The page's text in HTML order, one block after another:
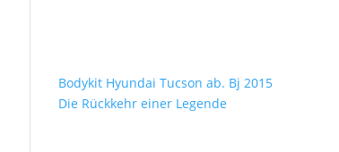
Bodykit Hyundai Tucson ab. Bj 2015
Die Rückkehr einer Legende